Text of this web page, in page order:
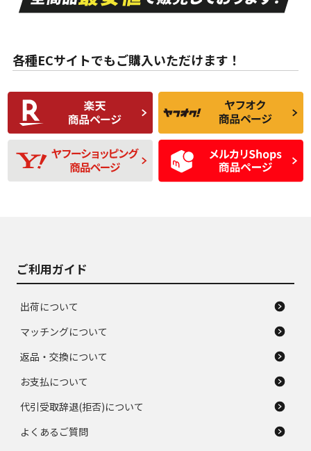
な中古品
んどない中古品
C
比較的きれいな中古
品
C
られるが、使用に問
題のない中古品
D
使用感や目立つ傷が
あり、一般的な中古
品
D
残り溝も少なく、偏
磨耗がみられ、短期
間使用できるくらい
の中古品
各種ECサイトでもご購入いただけます！
ご利用ガイド
出荷について
マッチングについて
返品・交換について
お支払について
代引受取辞退(拒否)について
よくあるご質問